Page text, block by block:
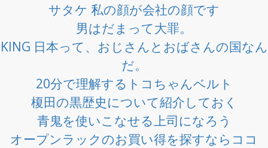
サタケ 私の顔が会社の顔です
男はだまって大罪。
KING 日本って、おじさんとおばさんの国なん
だ。
20分で理解するトコちゃんベルト
榎田の黒歴史について紹介しておく
青鬼を使いこなせる上司になろう
オープンラックのお買い得を探すならココ